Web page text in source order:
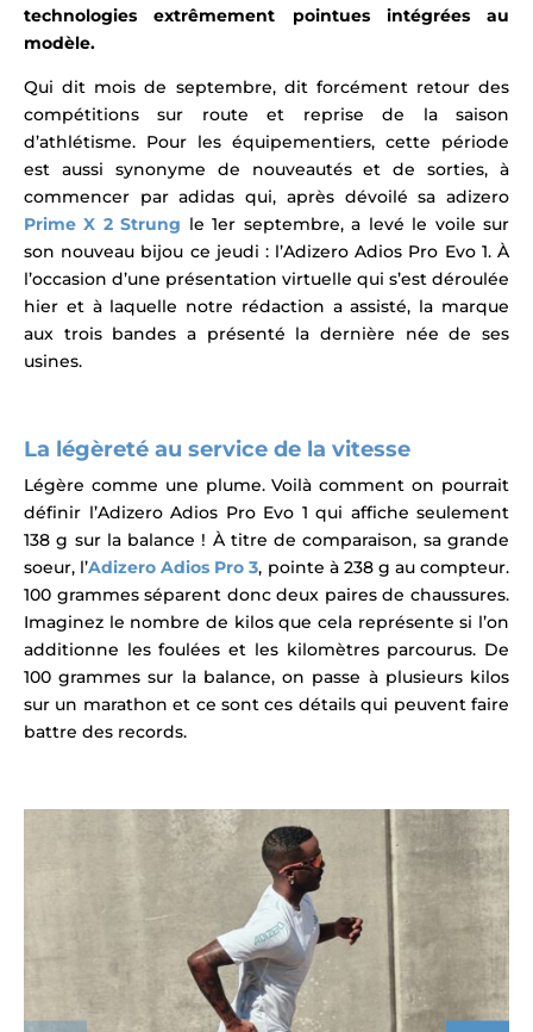
technologies extrêmement pointues intégrées au
modèle.
Qui dit mois de septembre, dit forcément retour des
compétitions sur route et reprise de la saison
d’athlétisme. Pour les équipementiers, cette période
est aussi synonyme de nouveautés et de sorties, à
commencer par adidas qui, après dévoilé sa adizero
Prime X 2 Strung le 1er septembre, a levé le voile sur
son nouveau bijou ce jeudi : l’Adizero Adios Pro Evo 1. À
l’occasion d’une présentation virtuelle qui s’est déroulée
hier et à laquelle notre rédaction a assisté, la marque
aux trois bandes a présenté la dernière née de ses
usines.
La légèreté au service de la vitesse
Légère comme une plume. Voilà comment on pourrait
définir l’Adizero Adios Pro Evo 1 qui affiche seulement
138 g sur la balance ! À titre de comparaison, sa grande
soeur, l’Adizero Adios Pro3, pointe à 238 g au compteur.
100 grammes séparent donc deux paires de chaussures.
Imaginez le nombre de kilos que cela représente si l’on
additionne les foulées et les kilomètres parcourus. De
100 grammes sur la balance, on passe à plusieurs kilos
sur un marathon et ce sont ces détails qui peuvent faire
battre des records.